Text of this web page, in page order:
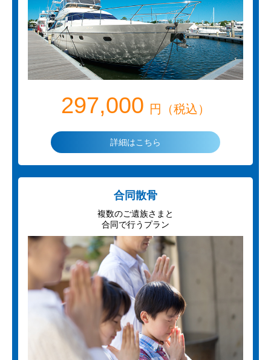
297,000 円（税込）
詳細はこちら
合同散骨
複数のご遺族さまと
合同で行うプラン